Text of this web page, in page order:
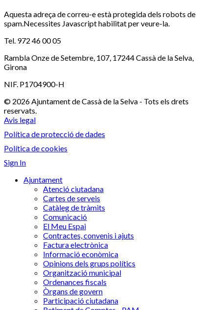
Aquesta adreça de correu-e està protegida dels robots de
spam.Necessites Javascript habilitat per veure-la.
Tel. 972 46 00 05
Rambla Onze de Setembre, 107, 17244 Cassà de la Selva,
Girona
NIF. P1704900-H
© 2026 Ajuntament de Cassà de la Selva - Tots els drets
reservats.
Avis legal
Política de protecció de dades
Política de cookies
Sign In
Ajuntament
Atenció ciutadana
Cartes de serveis
Catàleg de tràmits
Comunicació
El Meu Espai
Contractes, convenis i ajuts
Factura electrònica
Informació econòmica
Opinions dels grups polítics
Organització municipal
Ordenances fiscals
Òrgans de govern
Participació ciutadana